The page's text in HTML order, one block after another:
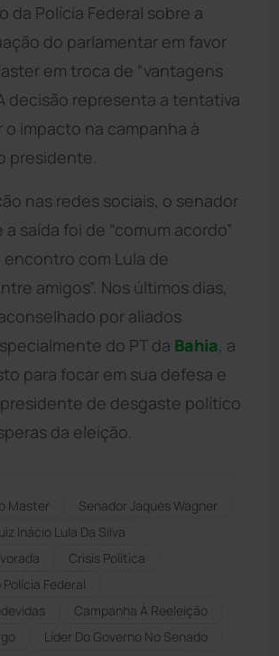
da Polícia Federal sobre a
do parlamentar em favor
em troca de “vantagens
decisão representa a tentativa
impacto na campanha à
presidente.
nas redes sociais, o senador
saída foi de “comum acordo”
encontro com Lula de
amigos”. Nos últimos dias,
por aliados
do PT da Bahia, a
para focar em sua defesa e
de desgaste político
da eleição.
Master
Senador Jaques Wagner
Inácio Lula Da Silva
Crisis Política
Federal
Campanha À Reeleição
Líder Do Governo No Senado